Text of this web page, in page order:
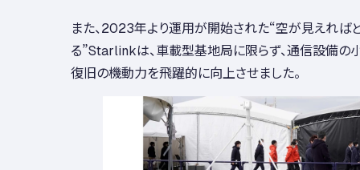
また、2023年より運用が開始された“空が見えれば
る”Starlinkは、車載型基地局に限らず、通信設備の
復旧の機動力を飛躍的に向上させました。